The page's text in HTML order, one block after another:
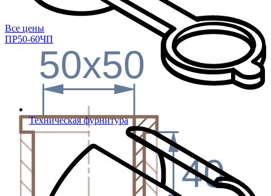
Техническая фурнитура
Все цены
ПР50-60ЧП
40
50x50